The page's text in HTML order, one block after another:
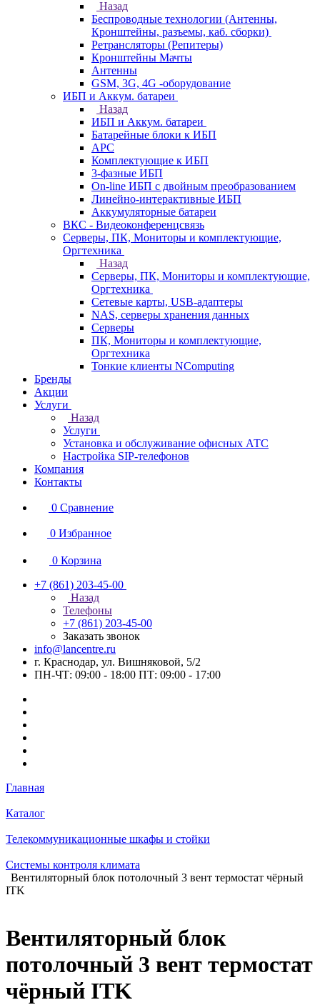
Назад
Беспроводные технологии (Антенны,
Кронштейны, разъемы, каб. сборки)
Ретрансляторы (Репитеры)
Кронштейны Мачты
Антенны
GSM, 3G, 4G -оборудование
ИБП и Аккум. батареи
Назад
ИБП и Аккум. батареи
Батарейные блоки к ИБП
APC
Комплектующие к ИБП
3-фазные ИБП
On-line ИБП с двойным преобразованием
Линейно-интерактивные ИБП
Аккумуляторные батареи
ВКС - Видеоконференцсвязь
Серверы, ПК, Мониторы и комплектующие,
Оргтехника
Назад
Серверы, ПК, Мониторы и комплектующие,
Оргтехника
Сетевые карты, USB-адаптеры
NAS, серверы хранения данных
Серверы
ПК, Мониторы и комплектующие,
Оргтехника
Тонкие клиенты NComputing
Бренды
Акции
Услуги
Назад
Услуги
Установка и обслуживание офисных АТС
Настройка SIP-телефонов
Компания
Контакты
0 Сравнение
0 Избранное
0 Корзина
+7 (861) 203-45-00
Назад
Телефоны
+7 (861) 203-45-00
Заказать звонок
info@lancentre.ru
г. Краснодар, ул. Вишняковой, 5/2
ПН-ЧТ: 09:00 - 18:00 ПТ: 09:00 - 17:00
Главная
Каталог
Телекоммуникационные шкафы и стойки
Системы контроля климата
Вентиляторный блок потолочный 3 вент термостат чёрный
ITK
Вентиляторный блок
потолочный 3 вент термостат
чёрный ITK